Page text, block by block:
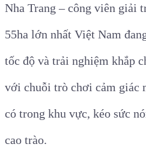
Nha Trang – công viên giải
55ha lớn nhất Việt Nam
tốc độ và trải nghiệm khắp
với chuỗi trò chơi cảm giác
có trong khu vực, kéo sức
cao trào.